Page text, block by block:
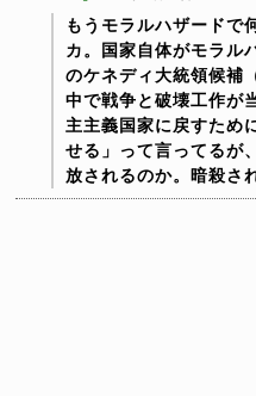
もうモラルハザードで
カ。国家自体がモラル
のケネディ大統領候補
中で戦争と破壊工作が
主主義国家に戻すため
せる」って言ってるが
放されるのか。暗殺さ